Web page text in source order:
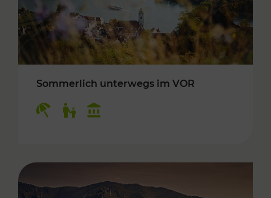
Sommerlich unterwegs im VOR